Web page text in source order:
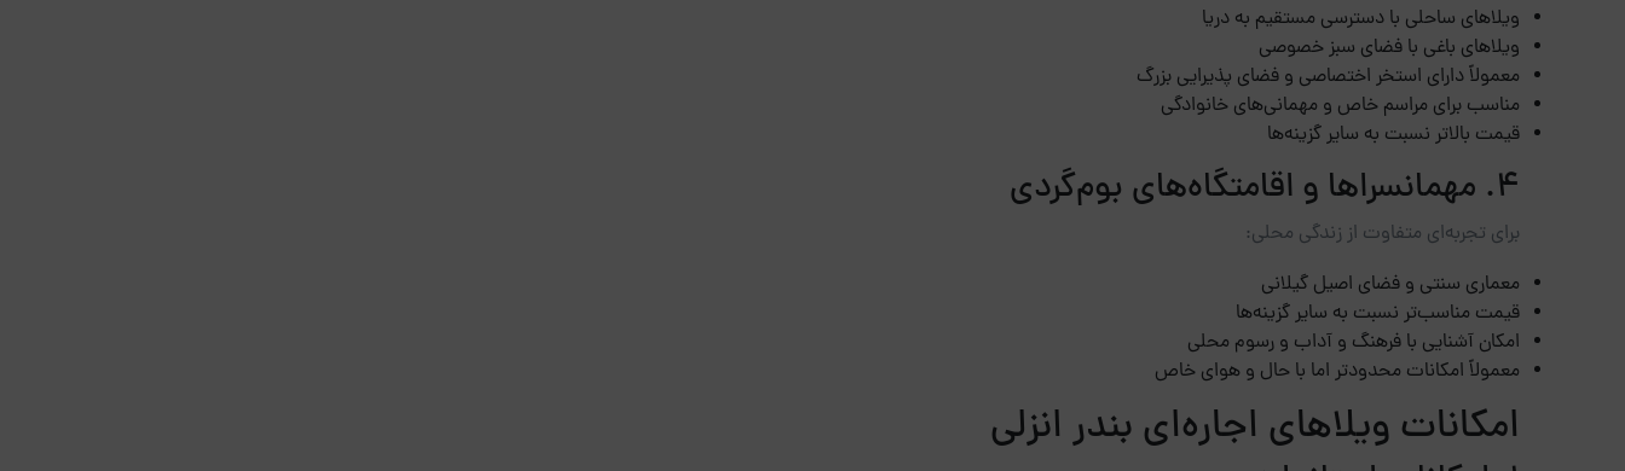
ویلاهای ساحلی با دسترسی مستقیم به دریا
ویلاهای باغی با فضای سبز خصوصی
معمولاً دارای استخر اختصاصی و فضای پذیرایی بزرگ
مناسب برای مراسم خاص و مهمانی‌های خانوادگی
قیمت بالاتر نسبت به سایر گزینه‌ها
4. مهمانسراها و اقامتگاه‌های بوم‌گردی
برای تجربه‌ای متفاوت از زندگی محلی:
معماری سنتی و فضای اصیل گیلانی
قیمت مناسب‌تر نسبت به سایر گزینه‌ها
امکان آشنایی با فرهنگ و آداب و رسوم محلی
معمولاً امکانات محدودتر اما با حال و هوای خاص
امکانات ویلاهای اجاره‌ای بندر انزلی